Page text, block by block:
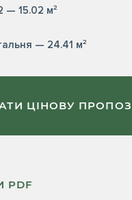
— 15.02 м²
— 24.41 м²
ЦІНОВУ
PDF